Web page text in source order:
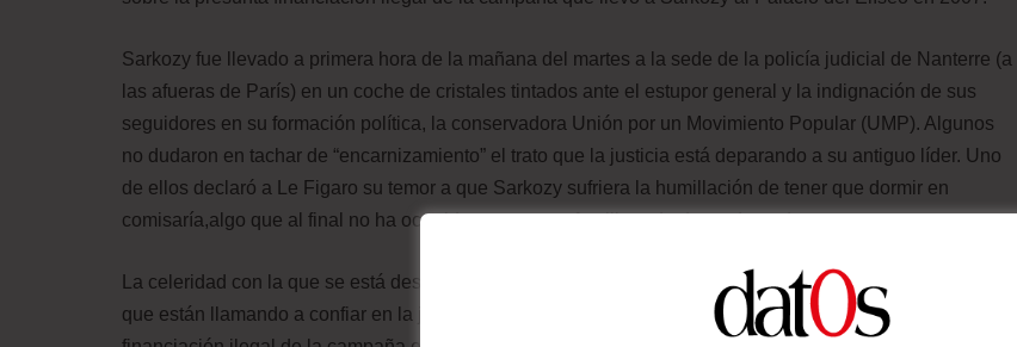
Sarkozy fue llevado a primera hora de la mañana del martes a la sede de la policía judicial de Nanterre (a
las afueras de París) en un coche de cristales tintados ante el estupor general y la indignación de sus
seguidores en su formación política, la conservadora Unión por un Movimiento Popular (UMP). Algunos
no dudaron en tachar de “encarnizamiento” el trato que la justicia está deparando a su antiguo líder. Uno
de ellos declaró a Le Figaro su temor a que Sarkozy sufriera la humillación de tener que dormir en
comisaría,algo que al final no ha ocurrido puesto que fue liberado de madrugada.
La celeridad con la que se está desarrollando la operación ha sorprendido a todas las fuerzas políticas,
que están llamando a confiar en la justicia. Esta detención inédita se inscribe en el caso de la presunta